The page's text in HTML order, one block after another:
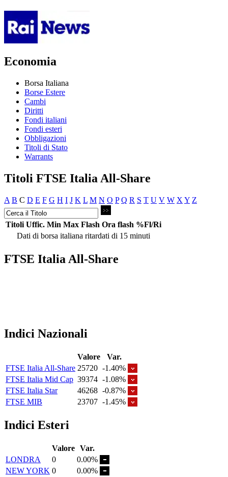
Economia
Borsa Italiana
Borse Estere
Cambi
Diritti
Fondi italiani
Fondi esteri
Obbligazioni
Titoli di Stato
Warrants
Titoli FTSE Italia All-Share
A B C D E F G H I J K L M N O P Q R S T U V W X Y Z
Titoli Uffic. Min Max Flash Ora flash %Fl/Ri
Dati di borsa italiana ritardati di 15 minuti
FTSE Italia All-Share
Indici Nazionali
Valore
Var.
FTSE Italia All-Share 25720 -1.40%
FTSE Italia Mid Cap 39374 -1.08%
FTSE Italia Star
46268 -0.87%
FTSE MIB
23707 -1.45%
Indici Esteri
Valore Var.
LONDRA
0
0.00%
NEW YORK 0
0.00%